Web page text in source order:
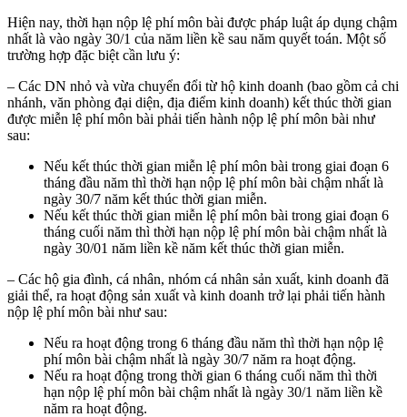
Hiện nay, thời hạn nộp lệ phí môn bài được pháp luật áp dụng chậm
nhất là vào ngày 30/1 của năm liền kề sau năm quyết toán. Một số
trường hợp đặc biệt cần lưu ý:
– Các DN nhỏ và vừa chuyển đổi từ hộ kinh doanh (bao gồm cả chi
nhánh, văn phòng đại diện, địa điểm kinh doanh) kết thúc thời gian
được miễn lệ phí môn bài phải tiến hành nộp lệ phí môn bài như
sau:
Nếu kết thúc thời gian miễn lệ phí môn bài trong giai đoạn 6
tháng đầu năm thì thời hạn nộp lệ phí môn bài chậm nhất là
ngày 30/7 năm kết thúc thời gian miễn.
Nếu kết thúc thời gian miễn lệ phí môn bài trong giai đoạn 6
tháng cuối năm thì thời hạn nộp lệ phí môn bài chậm nhất là
ngày 30/01 năm liền kề năm kết thúc thời gian miễn.
– Các hộ gia đình, cá nhân, nhóm cá nhân sản xuất, kinh doanh đã
giải thể, ra hoạt động sản xuất và kinh doanh trở lại phải tiến hành
nộp lệ phí môn bài như sau:
Nếu ra hoạt động trong 6 tháng đầu năm thì thời hạn nộp lệ
phí môn bài chậm nhất là ngày 30/7 năm ra hoạt động.
Nếu ra hoạt động trong thời gian 6 tháng cuối năm thì thời
hạn nộp lệ phí môn bài chậm nhất là ngày 30/1 năm liền kề
năm ra hoạt động.